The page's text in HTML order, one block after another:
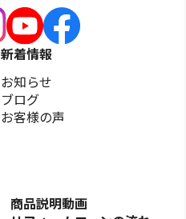
新着情報
お知らせ
ブログ
お客様の声
商品説明動画